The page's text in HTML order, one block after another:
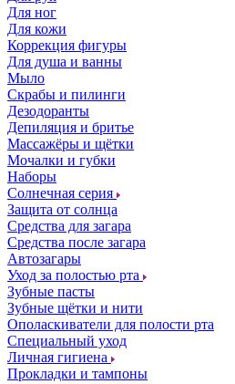
Для ног
Для кожи
Коррекция фигуры
Для душа и ванны
Мыло
Скрабы и пилинги
Дезодоранты
Депиляция и бритье
Массажёры и щётки
Мочалки и губки
Наборы
Солнечная серия
Защита от солнца
Средства для загара
Средства после загара
Автозагары
Уход за полостью рта
Зубные пасты
Зубные щётки и нити
Ополаскиватели для полости рта
Специальный уход
Личная гигиена
Прокладки и тампоны